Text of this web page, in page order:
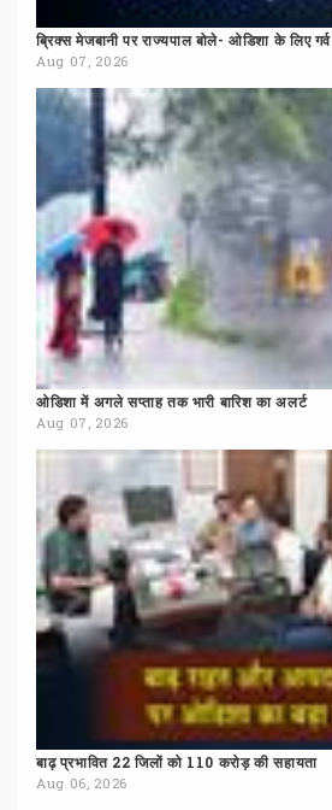
ब्रिक्स मेजबानी पर राज्यपाल बोले- ओडिशा के लिए गर्व
Aug 07, 2026
ओडिशा में अगले सप्ताह तक भारी बारिश का अलर्ट
Aug 07, 2026
बाढ़ प्रभावित 22 जिलों को 110 करोड़ की सहायता
Aug 06, 2026